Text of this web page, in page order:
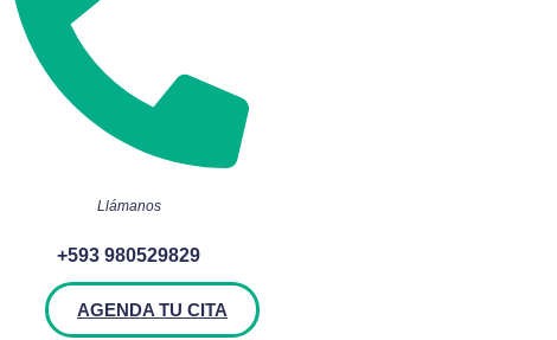
Llámanos
+593 980529829
AGENDA TU CITA